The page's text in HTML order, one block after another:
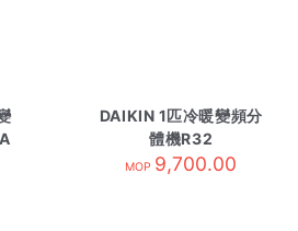
DAIKIN 1匹冷暖變頻分
體機R32
FTXJ25MV1HW 雲白
MOP 9,700.00